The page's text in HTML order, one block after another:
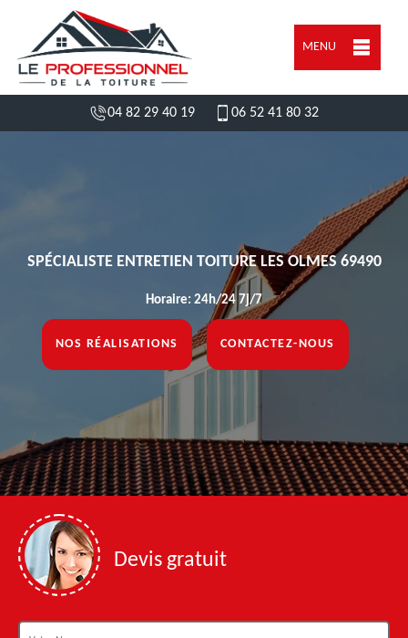
MENU
04 82 29 40 19 06 52 41 80 32
SPÉCIALISTE ENTRETIEN TOITURE LES OLMES 69490
Horaire: 24h/24 7j/7
NOS RÉALISATIONS CONTACTEZ-NOUS
Devis gratuit